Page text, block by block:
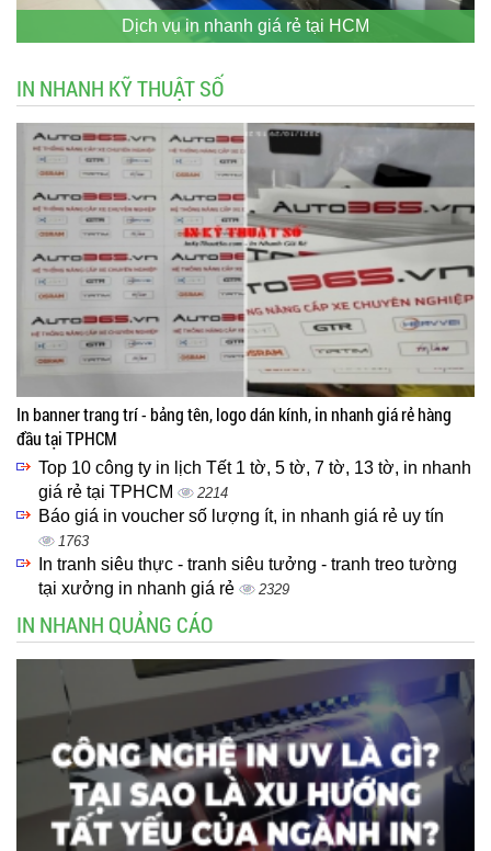
Dịch vụ in nhanh giá rẻ tại HCM
IN NHANH KỸ THUẬT SỐ
In banner trang trí - bảng tên, logo dán kính, in nhanh giá rẻ hàng
đầu tại TPHCM
Top 10 công ty in lịch Tết 1 tờ, 5 tờ, 7 tờ, 13 tờ, in nhanh
giá rẻ tại TPHCM
2214
Báo giá in voucher số lượng ít, in nhanh giá rẻ uy tín
1763
In tranh siêu thực - tranh siêu tưởng - tranh treo tường
tại xưởng in nhanh giá rẻ
2329
IN NHANH QUẢNG CÁO